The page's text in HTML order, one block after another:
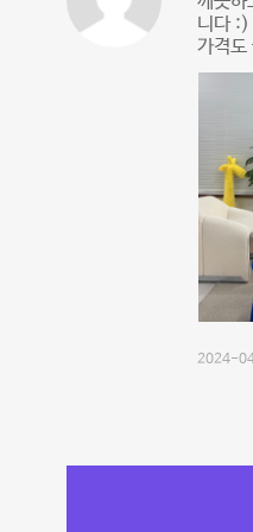
니다 :)
가격도
2024-